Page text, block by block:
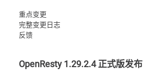
重点变更
完整变更日志
反馈
OpenResty 1.29.2.4 正式版发布